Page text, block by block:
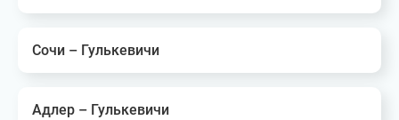
Сочи – Гулькевичи
Адлер – Гулькевичи